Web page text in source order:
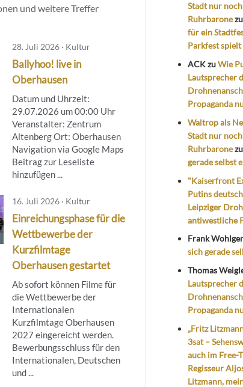
und weitere Treffer
28. Juli 2026 · Kultur
Ballyhoo! live in
Oberhausen
Datum und Uhrzeit:
29.07.2026 um 00:00 Uhr
Veranstalter: Zentrum
Altenberg Ort: Oberhausen
Navigation via Google Maps
Beitrag zur Leseliste
hinzufügen ...
16. Juli 2026 · Kultur
Einreichungsphase für die
Wettbewerbe der
Kurzfilmtage
Oberhausen gestartet
Ab sofort können Filme für
die Wettbewerbe der
Internationalen
Kurzfilmtage Oberhausen
2027 eingereicht werden.
Bewerbungsschluss für den
Internationalen, Deutschen
und ...
Stadt nur
Ruhrbaronezu
für ein
Parkfest
ACKzuWie
Lautsprecher
Propaganda
Waltrop als
Stadt nur
Ruhrbarone
gerade selbst
"Kaiserfront
Putins
Leipziger
antiwestliche
Frank
sich gerade
Thomas
Lautsprecher
Propaganda
„Fritz
3sat –
auch im Free-
Regisseur
Litzmann,